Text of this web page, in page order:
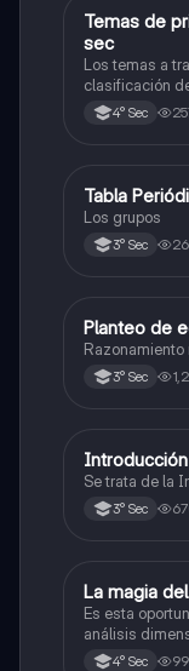
Química
Temas de
sec
Los temas a
clasificación
y los óxidos
4° Sec
Química
Tabla
Los grupos
3° Sec
Matemáticas
Planteo de
3° Sec
Biología
Se trata de la
3° Sec
Física
La magia
Es esta
análisis
de las
4° Sec